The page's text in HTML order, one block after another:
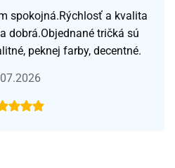
spokojná.Rýchlosť a kvalita
dobrá.Objednané tričká sú
peknej farby, decentné.